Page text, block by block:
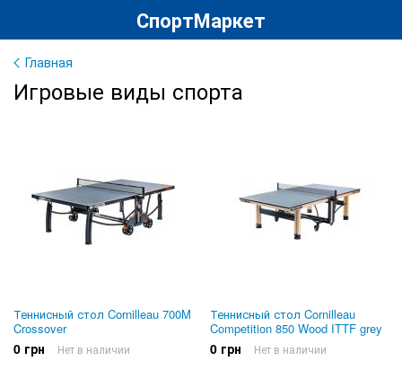
СпортМаркет
Главная
Игровые виды спорта
Теннисный стол Cornilleau 700M
Crossover
0 грн Нет в наличии
Теннисный стол Cornilleau
Competition 850 Wood ITTF grey
0 грн Нет в наличии